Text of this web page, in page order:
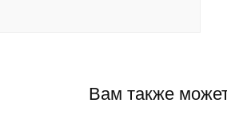
Вам также